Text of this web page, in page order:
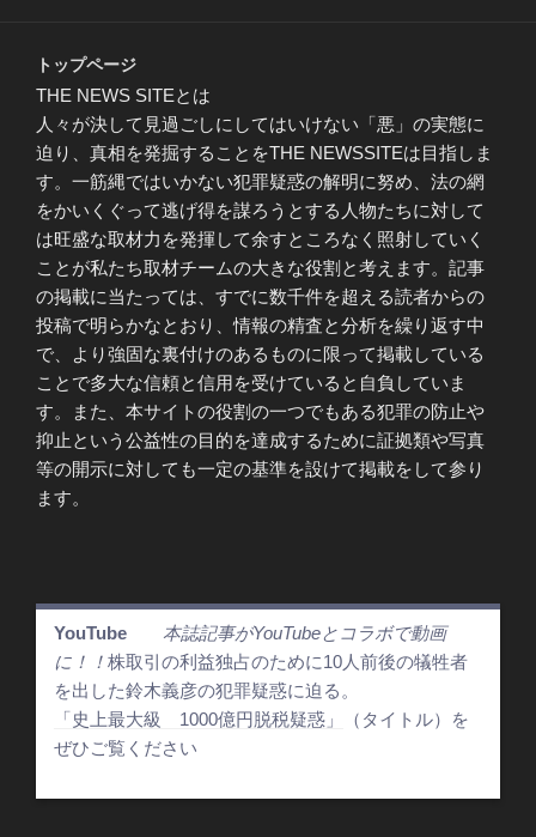
トップページ
THE NEWS SITEとは
人々が決して見過ごしにしてはいけない「悪」の実態に
迫り、真相を発掘することをTHE NEWSSITEは目指しま
す。一筋縄ではいかない犯罪疑惑の解明に努め、法の網
をかいくぐって逃げ得を謀ろうとする人物たちに対して
は旺盛な取材力を発揮して余すところなく照射していく
ことが私たち取材チームの大きな役割と考えます。記事
の掲載に当たっては、すでに数千件を超える読者からの
投稿で明らかなとおり、情報の精査と分析を繰り返す中
で、より強固な裏付けのあるものに限って掲載している
ことで多大な信頼と信用を受けていると自負していま
す。また、本サイトの役割の一つでもある犯罪の防止や
抑止という公益性の目的を達成するために証拠類や写真
等の開示に対しても一定の基準を設けて掲載をして参り
ます。
YouTube
本誌記事がYouTubeとコラボで動画
に！！ 株取引の利益独占のために10人前後の犠牲者
を出した鈴木義彦の犯罪疑惑に迫る。
「史上最大級 1000億円脱税疑惑」
（タイトル）を
ぜひご覧ください